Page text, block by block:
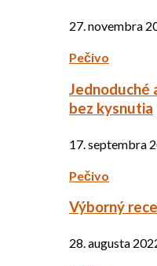
27. novembra
Pečivo
Jednoduché
bez kysnutia
17. septembra
Pečivo
Výborný
28. augusta